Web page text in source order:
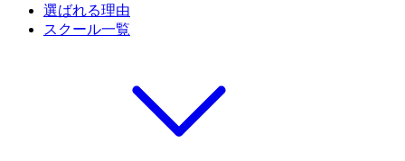
選ばれる理由
スクール一覧